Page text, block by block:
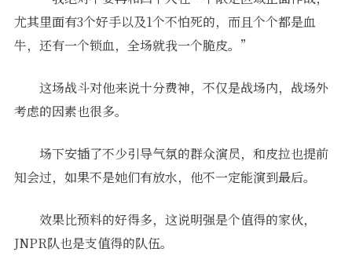
尤其里面有3个好手以及1个不怕死的，而且个个都是血
牛，还有一个锁血，全场就我一个脆皮。”
这场战斗对他来说十分费神，不仅是战场内，战场外
考虑的因素也很多。
场下安插了不少引导气氛的群众演员，和皮拉也提前
知会过，如果不是她们有放水，他不一定能演到最后。
效果比预料的好得多，这说明强是个值得的家伙，
JNPR队也是支值得的队伍。